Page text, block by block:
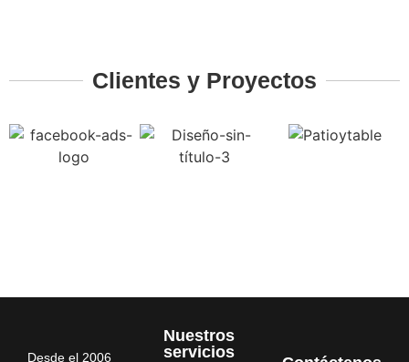
Clientes y Proyectos
Desde el 2006
Nuestros
servicios